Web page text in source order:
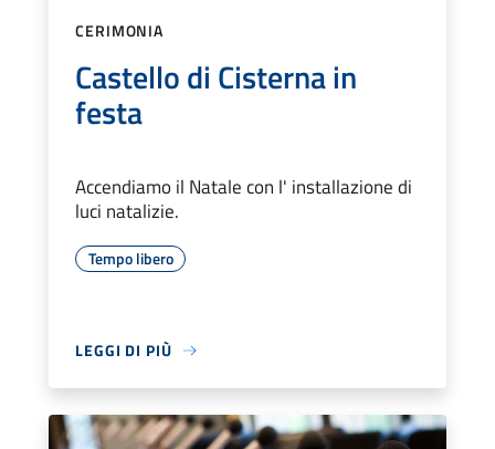
CERIMONIA
Castello di Cisterna in
festa
Accendiamo il Natale con l' installazione di
luci natalizie.
Tempo libero
LEGGI DI PIÙ